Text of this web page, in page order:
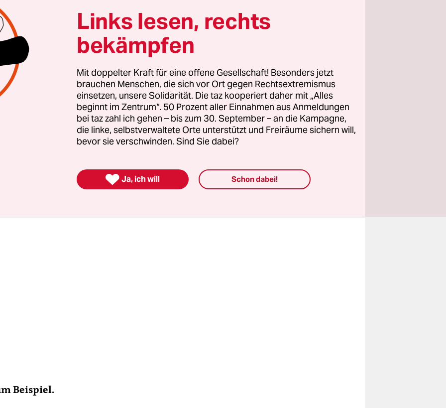
Ich glaube, dass man von Österreich eher lernen
es nicht macht. Das hat mehrere Gründe: Erstens ist
hier an die elektronische Gesundheitsakte angedockt.
kann man widersprechen, wenn man nicht
was auch absolut richtig so ist – aber im
landen die eigenen Daten trotzdem. Das verwirrt viele
kann man natürlich in einer Pandemie
dass so ein Register notwendig ist, um diese Pandemie
Aber da kommt der zweite Kritikpunkt dazu: Es werden
haben, wo es also ausschließlich um die
Beispiel.
Links lesen, rechts
bekämpfen
Mit doppelter Kraft für eine offene Gesellschaft! Besonders jetzt
brauchen Menschen, die sich vor Ort gegen Rechtsextremismus
einsetzen, unsere Solidarität. Die taz kooperiert daher mit „Alles
beginnt im Zentrum“. 50 Prozent aller Einnahmen aus Anmeldungen
bei taz zahl ich gehen – bis zum 30. September – an die Kampagne,
die linke, selbstverwaltete Orte unterstützt und Freiräume sichern will,
bevor sie verschwinden. Sind Sie dabei?
 Ja, ich will Schon dabei!